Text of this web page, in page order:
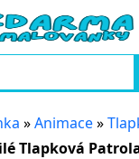
»Animace»
Tlapková